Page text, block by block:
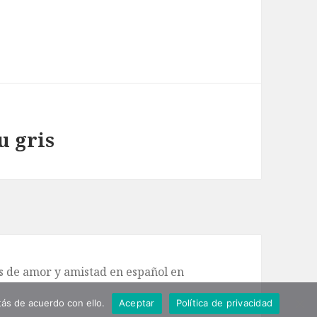
gris
de amor y amistad en español en
de acuerdo con ello. Aceptar Política de privacidad